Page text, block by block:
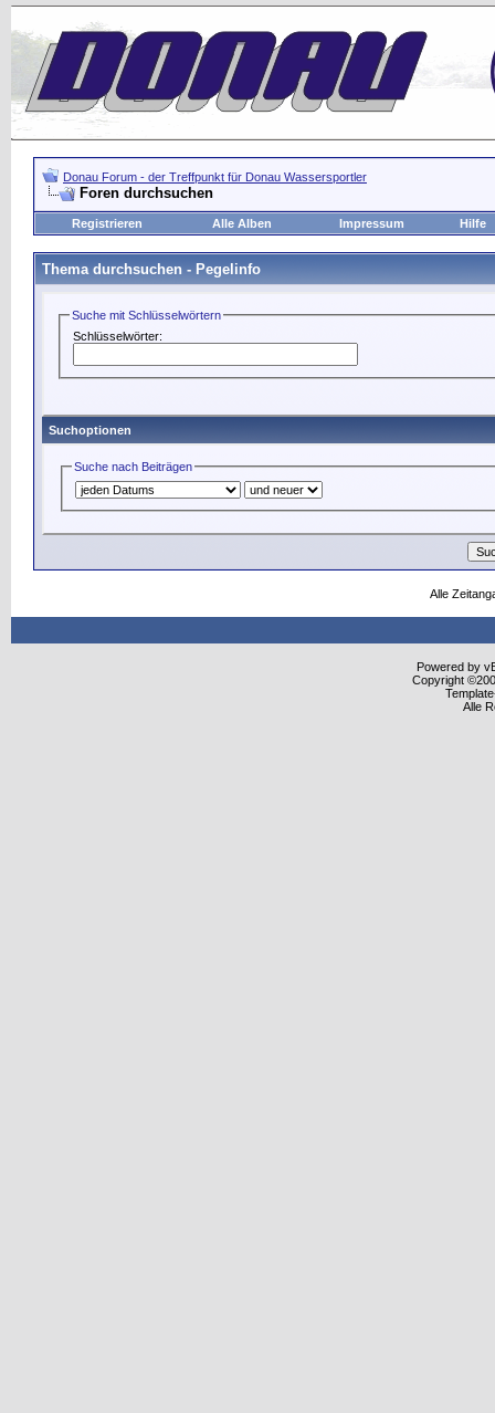
Donau Forum - der Treffpunkt für Donau Wassersportler
Foren durchsuchen
Registrieren Alle Alben Impressum Hilfe
Thema durchsuchen - Pegelinfo
Suche mit Schlüsselwörtern
Schlüsselwörter:
Suchoptionen
Suche nach Beiträgen
Alle
Powered by
Copyright
Alle